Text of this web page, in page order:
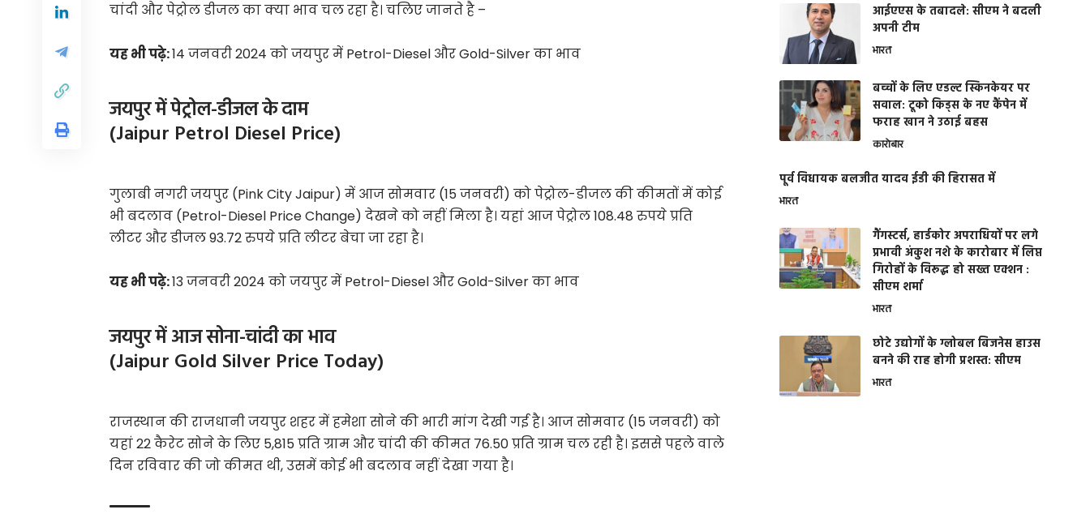
चांदी और पेट्रोल डीजल का क्या भाव चल रहा है। चलिए जानते है –
यह भी पढ़े:14 जनवरी 2024 को जयपुर में Petrol-Diesel और Gold-Silver का भाव
जयपुर में पेट्रोल-डीजल के दाम
(Jaipur Petrol Diesel Price)
गुलाबी नगरी जयपुर (Pink City Jaipur) में आज सोमवार (15 जनवरी) को पेट्रोल-डीजल की कीमतों में कोई
भी बदलाव (Petrol-Diesel Price Change) देखने को नहीं मिला है। यहां आज पेट्रोल 108.48 रुपये प्रति
लीटर और डीजल 93.72 रुपये प्रति लीटर बेचा जा रहा है।
यह भी पढ़े:13 जनवरी 2024 को जयपुर में Petrol-Diesel और Gold-Silver का भाव
जयपुर में आज सोना-चांदी का भाव
(Jaipur Gold Silver Price Today)
राजस्थान की राजधानी जयपुर शहर में हमेशा सोने की भारी मांग देखी गई है। आज सोमवार (15 जनवरी) को
यहां 22 कैरेट सोने के लिए 5,815 प्रति ग्राम और चांदी की कीमत 76.50 प्रति ग्राम चल रही है। इससे पहले वाले
दिन रविवार की जो कीमत थी, उसमें कोई भी बदलाव नहीं देखा गया है।
आईएएस के तबादले: सीएम ने बदली
अपनी टीम
भारत
बच्चों के लिए एडल्ट स्किनकेयर पर
सवाल: टूको किड्स के नए कैंपेन में
फराह खान ने उठाई बहस
कारोबार
पूर्व विधायक बलजीत यादव ईडी की हिरासत में
भारत
गैंगस्टर्स, हार्डकोर अपराधियों पर लगे
प्रभावी अंकुश नशे के कारोबार में लिप्त
गिरोहों के विरूद्ध हो सख्त एक्शन :
सीएम शर्मा
भारत
छोटे उद्योगों के ग्लोबल बिजनेस हाउस
बनने की राह होगी प्रशस्त: सीएम
भारत